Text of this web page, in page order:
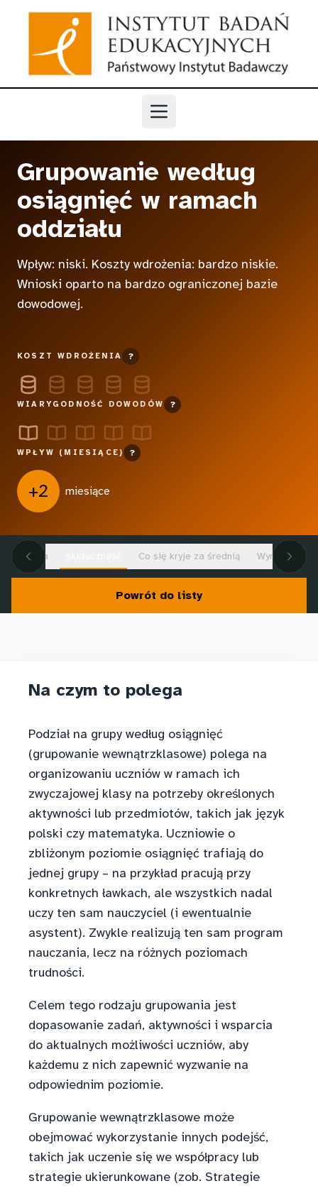
Otwórz menu
Grupowanie według
osiągnięć w ramach
oddziału
Wpływ: niski. Koszty wdrożenia: bardzo niskie.
Wnioski oparto na bardzo ograniczonej bazie
dowodowej.
KOSZT WDROŻENIA ?
WIARYGODNOŚĆ DOWODÓW ?
WPŁYW (MIESIĄCE) ?
+2 miesiące
ustalenia Co się kryje za średnią
Powrót do listy
Na czym to polega
Podział na grupy według osiągnięć
(grupowanie wewnątrzklasowe) polega na
organizowaniu uczniów w ramach ich
zwyczajowej klasy na potrzeby określonych
aktywności lub przedmiotów, takich jak język
polski czy matematyka. Uczniowie o
zbliżonym poziomie osiągnięć trafiają do
jednej grupy – na przykład pracują przy
konkretnych ławkach, ale wszystkich nadal
uczy ten sam nauczyciel (i ewentualnie
asystent). Zwykle realizują ten sam program
nauczania, lecz na różnych poziomach
trudności.
Celem tego rodzaju grupowania jest
dopasowanie zadań, aktywności i wsparcia
do aktualnych możliwości uczniów, aby
każdemu z nich zapewnić wyzwanie na
odpowiednim poziomie.
Grupowanie wewnątrzklasowe może
obejmować wykorzystanie innych podejść,
takich jak uczenie się we współpracy lub
strategie ukierunkowane (zob. Strategie